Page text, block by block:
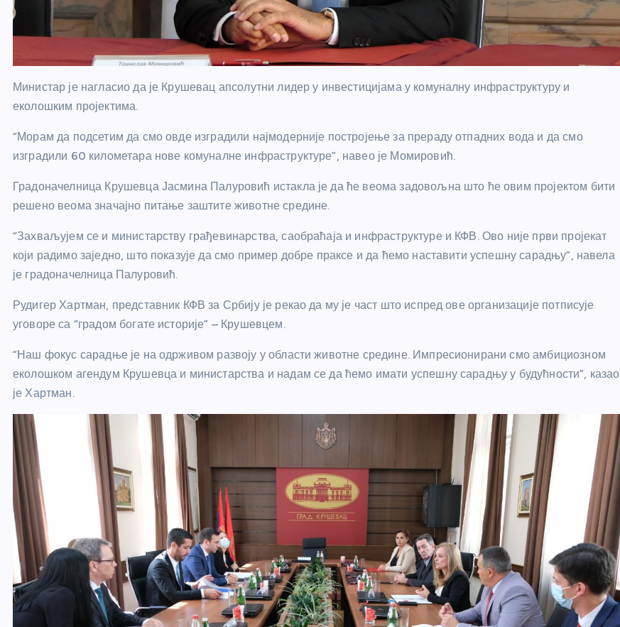
Министар је нагласио да је Крушевац апсолутни лидер у инвестицијама у комуналну инфраструктуру и
еколошким пројектима.
“Морам да подсетим да смо овде изградили најмодерније постројење за прераду отпадних вода и да смо
изградили 60 километара нове комуналне инфраструктуре”, навео је Момировић.
Градоначелница Крушевца Јасмина Палуровић истакла је да ће веома задовољна што ће овим пројектом бити
решено веома значајно питање заштите животне средине.
“Захваљујем се и министарству грађевинарства, саобраћаја и инфраструктуре и КФВ. Ово није први пројекат
који радимо заједно, што показује да смо пример добре праксе и да ћемо наставити успешну сарадњу”, навела
је градоначелница Палуровић.
Рудигер Хартман, представник КФВ за Србију је рекао да му је част што испред ове организације потписује
уговоре са “градом богате историје” – Крушевцем.
“Наш фокус сарадње је на одрживом развоју у области животне средине. Импресионирани смо амбициозном
еколошком агендум Крушевца и министарства и надам се да ћемо имати успешну сарадњу у будућности”, казао
је Хартман.